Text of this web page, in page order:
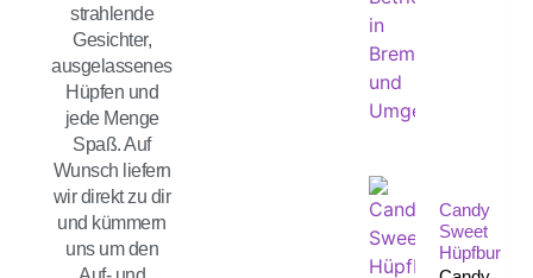
strahlende
Gesichter,
ausgelassenes
Hüpfen und
jede Menge
Spaß. Auf
Wunsch liefern
wir direkt zu dir
und kümmern
uns um den
Candy
Sweet
Hüpfburg